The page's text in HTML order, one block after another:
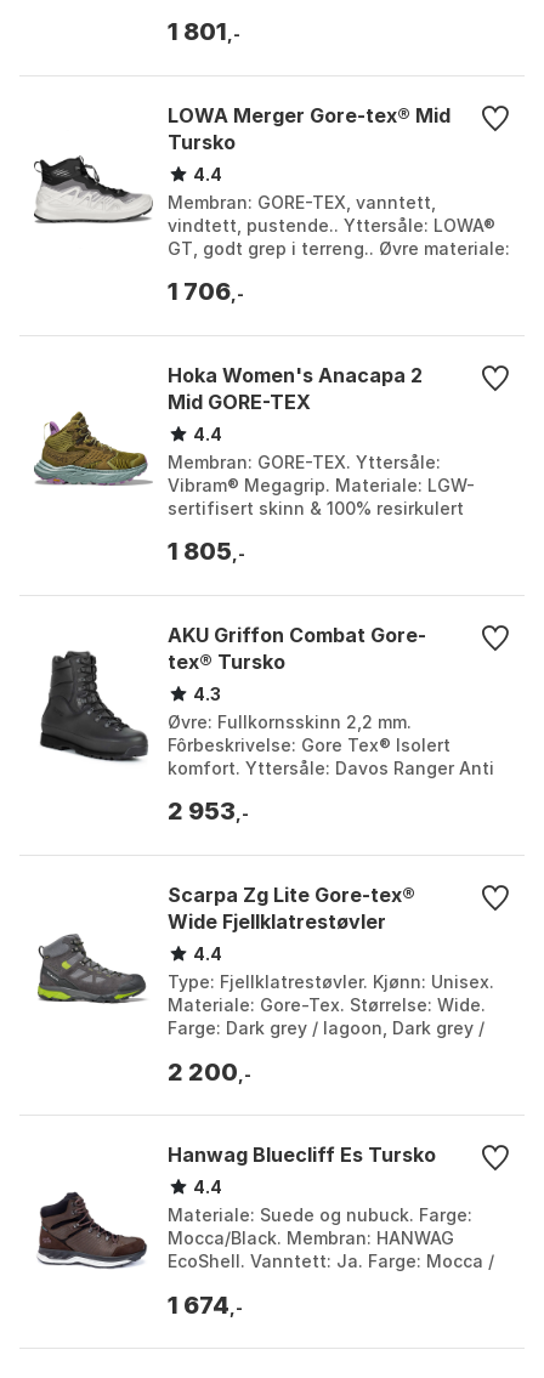
vanntett, pustende, PFA...
1 801 ,-
LOWA Merger Gore-tex® Mid
Tursko
4.4
Membran: GORE-TEX, vanntett,
vindtett, pustende.. Yttersåle: LOWA®
GT, godt grep i terreng.. Øvre materiale:
Farge: Offw...
1 706 ,-
Hoka Women's Anacapa 2
Mid GORE-TEX
4.4
Membran: GORE-TEX. Yttersåle:
Vibram® Megagrip. Materiale: LGW-
sertifisert skinn & 100% resirkulert
på sukkerrør. Farge: B...
1 805 ,-
AKU Griffon Combat Gore-
tex® Tursko
4.3
Øvre: Fullkornsskinn 2,2 mm.
Fôrbeskrivelse: Gore Tex® Isolert
komfort. Yttersåle: Davos Ranger Anti
Anti Static. Farge:...
2 953 ,-
Scarpa Zg Lite Gore-tex®
Wide Fjellklatrestøvler
4.4
Type: Fjellklatrestøvler. Kjønn: Unisex.
Materiale: Gore-Tex. Størrelse: Wide.
Farge: Dark grey / lagoon, Dark grey /
2 200 ,-
Hanwag Bluecliff Es Tursko
4.4
Materiale: Suede og nubuck. Farge:
Mocca/Black. Membran: HANWAG
EcoShell. Vanntett: Ja. Farge: Mocca /
42, EU 42 1/2, EU...
1 674 ,-